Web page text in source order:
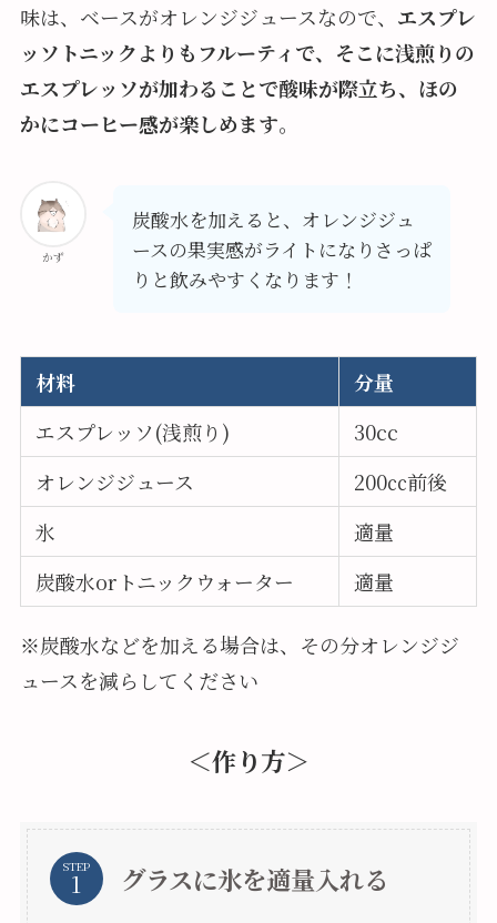
味は、ベースがオレンジジュースなので、 エスプレ
ッソトニックよりもフルーティで、そこに浅煎りの
エスプレッソが加わることで酸味が際立ち、ほの
かにコーヒー感が楽しめます。
かず
炭酸水を加えると、オレンジジュ
ースの果実感がライトになりさっぱ
りと飲みやすくなります！
材料
分量
エスプレッソ(浅煎り)
30cc
オレンジジュース
200㏄前後
氷
適量
炭酸水orトニックウォーター
適量
※炭酸水などを加える場合は、その分オレンジジ
ュースを減らしてください
＜作り方＞
STEP グラスに氷を適量入れる